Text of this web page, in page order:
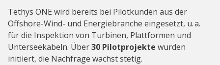
Tethys ONE wird bereits bei Pilotkunden aus der
Offshore-Wind- und Energiebranche eingesetzt, u. a.
für die Inspektion von Turbinen, Plattformen und
Unterseekabeln. Über30 Pilotprojekte wurden
initiiert, die Nachfrage wächst stetig.